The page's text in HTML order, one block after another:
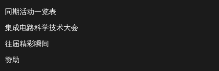
同期活动一览表
集成电路科学技术大会
往届精彩瞬间
赞助